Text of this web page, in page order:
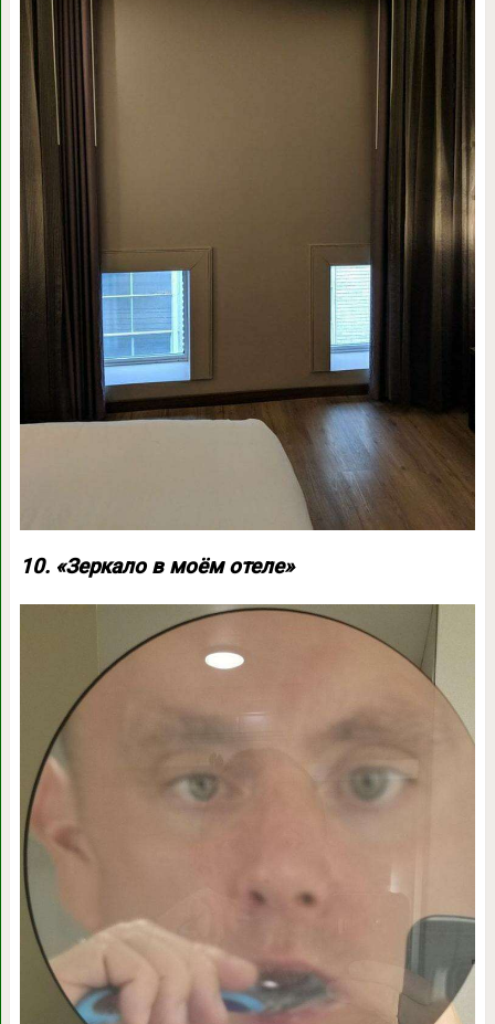
10. «Зеркало в моём отеле»